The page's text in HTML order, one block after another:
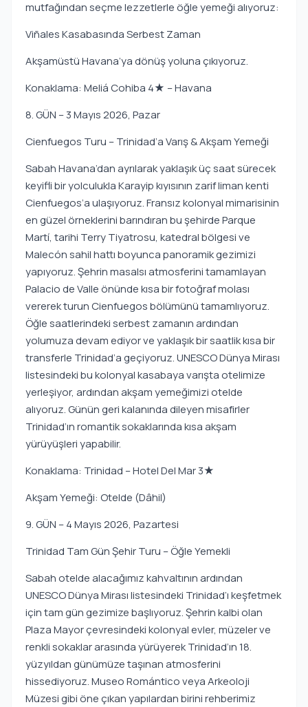
mutfağından seçme lezzetlerle öğle yemeği alıyoruz:
Viñales Kasabasında Serbest Zaman
Akşamüstü Havana’ya dönüş yoluna çıkıyoruz.
Konaklama: Meliá Cohiba 4★ – Havana
8. GÜN – 3 Mayıs 2026, Pazar
Cienfuegos Turu – Trinidad’a Varış & Akşam Yemeği
Sabah Havana’dan ayrılarak yaklaşık üç saat sürecek
keyifli bir yolculukla Karayip kıyısının zarif liman kenti
Cienfuegos’a ulaşıyoruz. Fransız kolonyal mimarisinin
en güzel örneklerini barındıran bu şehirde Parque
Martí, tarihi Terry Tiyatrosu, katedral bölgesi ve
Malecón sahil hattı boyunca panoramik gezimizi
yapıyoruz. Şehrin masalsı atmosferini tamamlayan
Palacio de Valle önünde kısa bir fotoğraf molası
vererek turun Cienfuegos bölümünü tamamlıyoruz.
Öğle saatlerindeki serbest zamanın ardından
yolumuza devam ediyor ve yaklaşık bir saatlik kısa bir
transferle Trinidad’a geçiyoruz. UNESCO Dünya Mirası
listesindeki bu kolonyal kasabaya varışta otelimize
yerleşiyor, ardından akşam yemeğimizi otelde
alıyoruz. Günün geri kalanında dileyen misafirler
Trinidad’ın romantik sokaklarında kısa akşam
yürüyüşleri yapabilir.
Konaklama: Trinidad – Hotel Del Mar 3★
Akşam Yemeği: Otelde (Dâhil)
9. GÜN – 4 Mayıs 2026, Pazartesi
Trinidad Tam Gün Şehir Turu – Öğle Yemekli
Sabah otelde alacağımız kahvaltının ardından
UNESCO Dünya Mirası listesindeki Trinidad’ı keşfetmek
için tam gün gezimize başlıyoruz. Şehrin kalbi olan
Plaza Mayor çevresindeki kolonyal evler, müzeler ve
renkli sokaklar arasında yürüyerek Trinidad’ın 18.
yüzyıldan günümüze taşınan atmosferini
hissediyoruz. Museo Romántico veya Arkeoloji
Müzesi gibi öne çıkan yapılardan birini rehberimiz